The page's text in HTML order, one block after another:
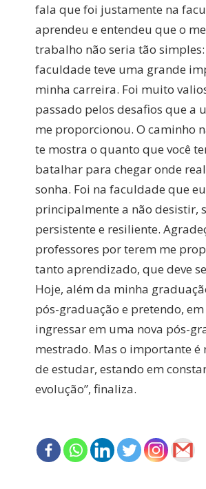
fala que foi justamente na
aprendeu e entendeu que o
trabalho não seria tão simples:
faculdade teve uma grande
minha carreira. Foi muito
passado pelos desafios que a
me proporcionou. O caminho
te mostra o quanto que você
batalhar para chegar onde
sonha. Foi na faculdade que
principalmente a não desistir,
persistente e resiliente.
professores por terem me
tanto aprendizado, que deve
Hoje, além da minha
pós-graduação e pretendo, em
ingressar em uma nova pós-
mestrado. Mas o importante é
de estudar, estando em
evolução”, finaliza.